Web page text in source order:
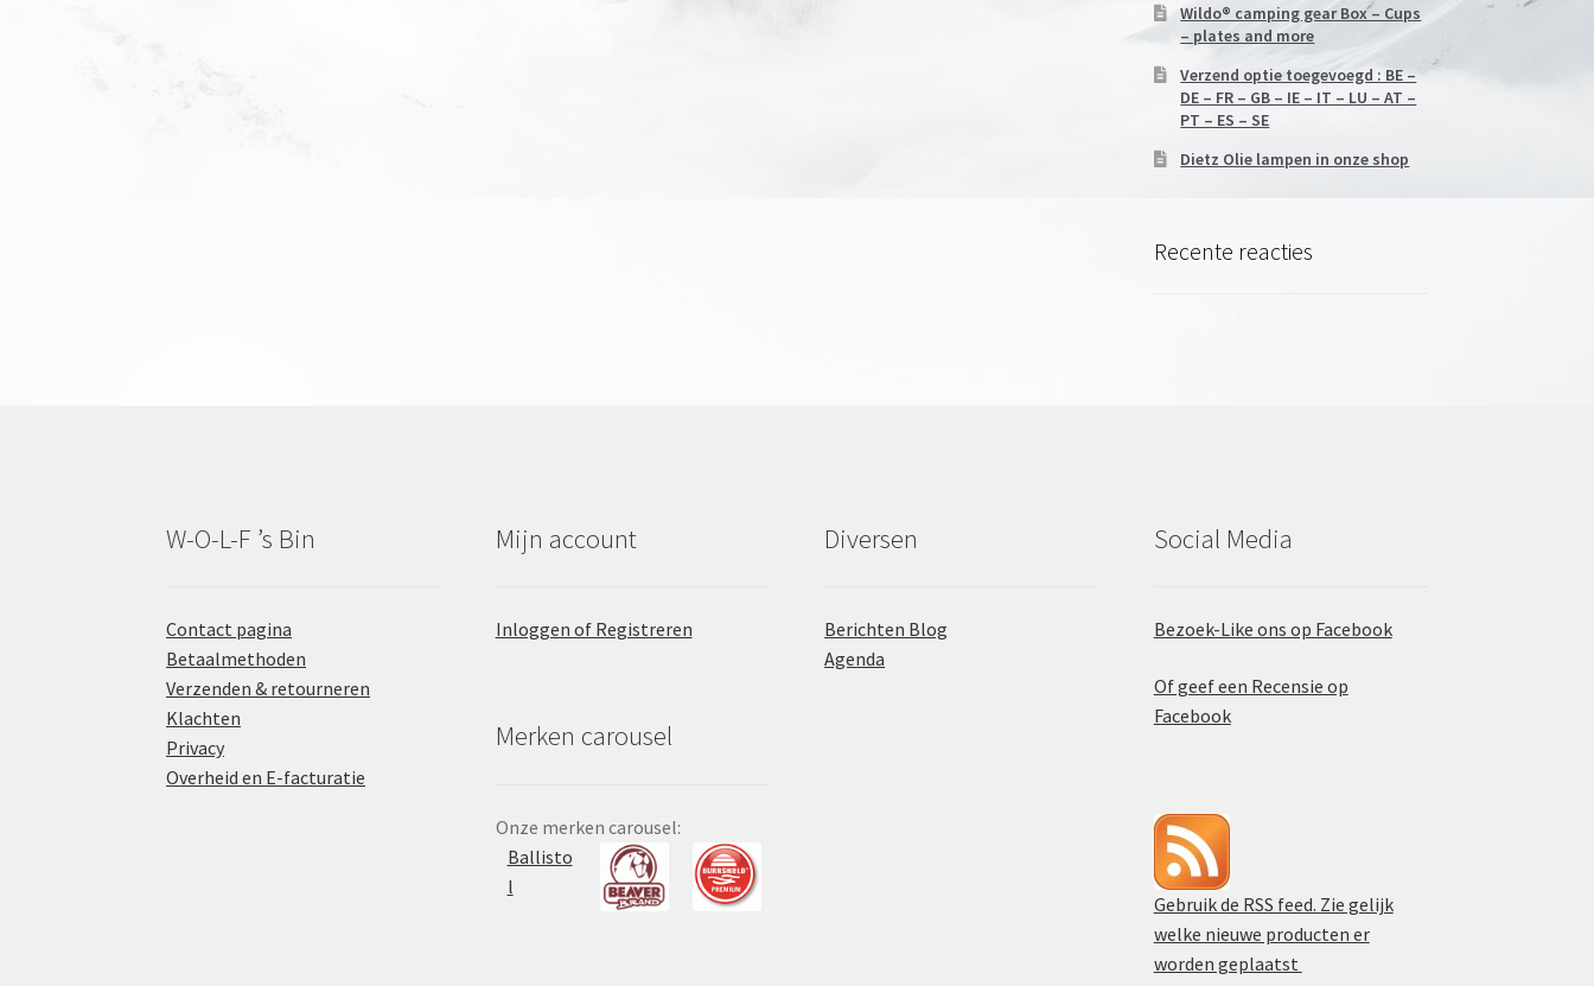
Wildo® camping gear Box – Cups
– plates and more
Verzend optie toegevoegd : BE –
DE – FR – GB – IE – IT – LU – AT –
PT – ES – SE
Dietz Olie lampen in onze shop
Recente reacties
W-O-L-F ’s Bin
Contact pagina
Betaalmethoden
Verzenden & retourneren
Klachten
Privacy
Overheid en E-facturatie
Mijn account
Inloggen of Registreren
Merken carousel
Onze merken carousel:
Ballisto
l
Diversen
Berichten Blog
Agenda
Social Media
Bezoek-Like ons op Facebook
Of geef een Recensie op
Facebook
Gebruik de RSS feed. Zie gelijk
welke nieuwe producten er
worden geplaatst